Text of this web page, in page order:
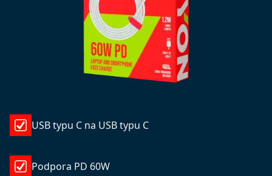
USB typu C na USB typu C
Podpora PD 60W